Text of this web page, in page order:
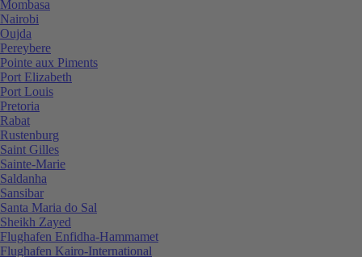
Mombasa
Nairobi
Oujda
Pereybere
Pointe aux Piments
Port Elizabeth
Port Louis
Pretoria
Rabat
Rustenburg
Saint Gilles
Sainte-Marie
Saldanha
Sansibar
Santa Maria do Sal
Sheikh Zayed
Flughafen Enfidha-Hammamet
Flughafen Kairo-International